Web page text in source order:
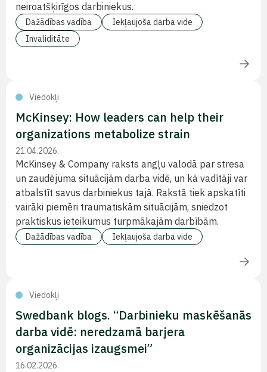
neiroatšķirīgos darbiniekus.
Dažādības vadība
Iekļaujoša darba vide
Invaliditāte
Viedokļi
McKinsey: How leaders can help their
organizations metabolize strain
21.04.2026.
McKinsey & Company raksts angļu valodā par stresa
un zaudējuma situācijām darba vidē, un kā vadītāji var
atbalstīt savus darbiniekus tajā. Rakstā tiek apskatīti
vairāki piemēri traumatiskām situācijām, sniedzot
praktiskus ieteikumus turpmākajām darbībām.
Dažādības vadība Iekļaujoša darba vide
Viedokļi
Swedbank blogs. “Darbinieku maskēšanās
darba vidē: neredzamā barjera
organizācijas izaugsmei”
16.02.2026.